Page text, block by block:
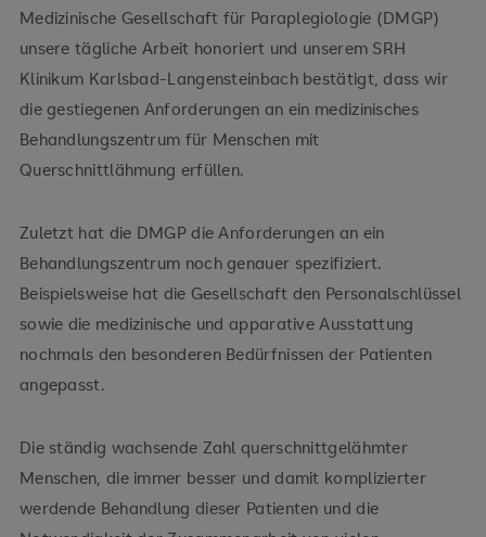
Medizinische Gesellschaft für Paraplegiologie (DMGP)
unsere tägliche Arbeit honoriert und unserem SRH
Klinikum Karlsbad-Langensteinbach bestätigt, dass wir
die gestiegenen Anforderungen an ein medizinisches
Behandlungszentrum für Menschen mit
Querschnittlähmung erfüllen.
Zuletzt hat die DMGP die Anforderungen an ein
Behandlungszentrum noch genauer spezifiziert.
Beispielsweise hat die Gesellschaft den Personalschlüssel
sowie die medizinische und apparative Ausstattung
nochmals den besonderen Bedürfnissen der Patienten
angepasst.
Die ständig wachsende Zahl querschnittgelähmter
Menschen, die immer besser und damit komplizierter
werdende Behandlung dieser Patienten und die